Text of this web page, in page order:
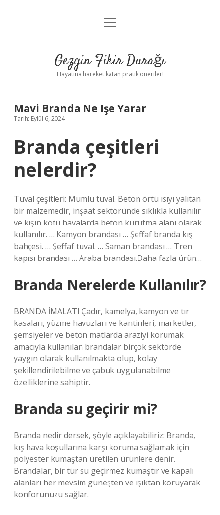
Anasayfa
Yasal Uyarı
menüyü
Gezgin Fikir Durağı
Hayatına hareket katan pratik öneriler!
Mavi Branda Ne Işe Yarar
Tarih: Eylül 6, 2024
Branda çeşitleri
nelerdir?
Tuval çeşitleri: Mumlu tuval. Beton örtü ısıyı yalıtan
bir malzemedir, inşaat sektöründe sıklıkla kullanılır
ve kışın kötü havalarda beton kurutma alanı olarak
kullanılır. … Kamyon brandası … Şeffaf branda kış
bahçesi. … Şeffaf tuval. … Saman brandası … Tren
kapısı brandası … Araba brandası.Daha fazla ürün…
Branda Nerelerde Kullanılır?
BRANDA İMALATI Çadır, kamelya, kamyon ve tır
kasaları, yüzme havuzları ve kantinleri, marketler,
şemsiyeler ve beton matlarda araziyi korumak
amacıyla kullanılan brandalar birçok sektörde
yaygın olarak kullanılmakta olup, kolay
şekillendirilebilme ve çabuk uygulanabilme
özelliklerine sahiptir.
Branda su geçirir mi?
Branda nedir dersek, şöyle açıklayabiliriz: Branda,
kış hava koşullarına karşı koruma sağlamak için
polyester kumaştan üretilen ürünlere denir.
Brandalar, bir tür su geçirmez kumaştır ve kapalı
alanları her mevsim güneşten ve ışıktan koruyarak
konforunuzu sağlar.